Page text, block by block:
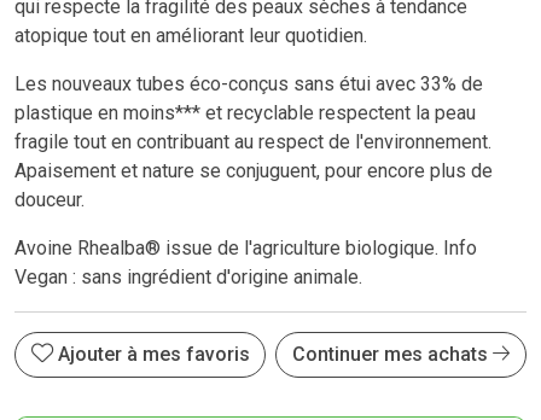
qui respecte la fragilité des peaux sèches à tendance
atopique tout en améliorant leur quotidien.
Les nouveaux tubes éco-conçus sans étui avec 33% de
plastique en moins*** et recyclable respectent la peau
fragile tout en contribuant au respect de l'environnement.
Apaisement et nature se conjuguent, pour encore plus de
douceur.
Avoine Rhealba® issue de l'agriculture biologique. Info
Vegan : sans ingrédient d'origine animale.
Ajouter à mes favoris Continuer mes achats